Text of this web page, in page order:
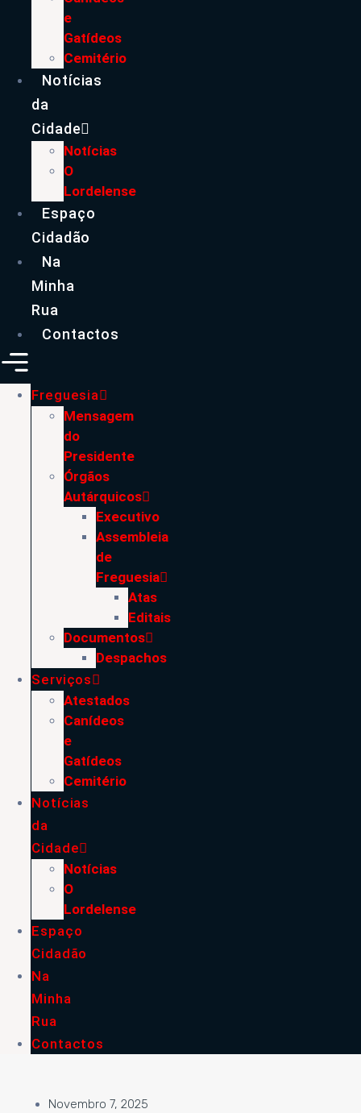
e
Gatídeos
Cemitério
Notícias
da
Cidade
Notícias
O
Lordelense
Espaço
Cidadão
Na
Minha
Rua
Contactos
Freguesia
Mensagem
do
Presidente
Órgãos
Autárquicos
Executivo
Assembleia
de
Freguesia
Atas
Editais
Documentos
Despachos
Serviços
Atestados
Canídeos
e
Gatídeos
Cemitério
Notícias
da
Cidade
Notícias
O
Lordelense
Espaço
Cidadão
Na
Minha
Rua
Contactos
Novembro 7, 2025